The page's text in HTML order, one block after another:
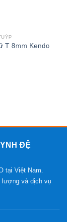
T 8mm Kendo
ĐỆ
tại Việt Nam.
lượng và dịch vụ